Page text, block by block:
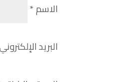
الاسم*
البريد الإلكتروني